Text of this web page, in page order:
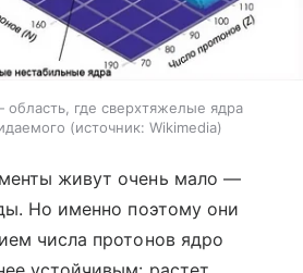
где сверхтяжелые ядра
источник: Wikimedia
живут очень мало —
Но именно поэтому они
числа протонов ядро